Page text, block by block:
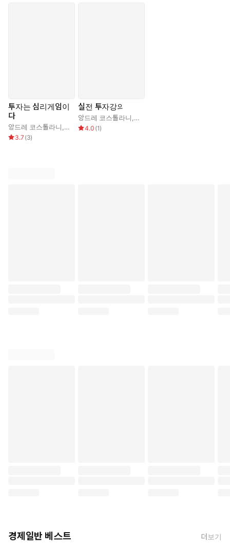
투자는 심리게임이
다
앙드레 코스톨라니, 정진상
3.7 (3)
실전 투자강의
앙드레 코스톨라니, 최병연
4.0 (1)
경제일반 베스트 더보기